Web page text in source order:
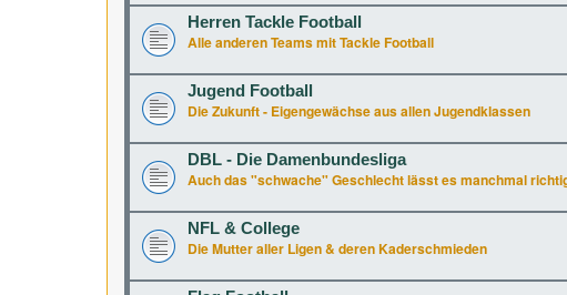
Herren Tackle Football
Alle anderen Teams mit Tackle Football
Jugend Football
Die Zukunft - Eigengewächse aus allen Jugendklassen
DBL - Die Damenbundesliga
Auch das "schwache" Geschlecht lässt es manchmal
NFL & College
Die Mutter aller Ligen & deren Kaderschmieden